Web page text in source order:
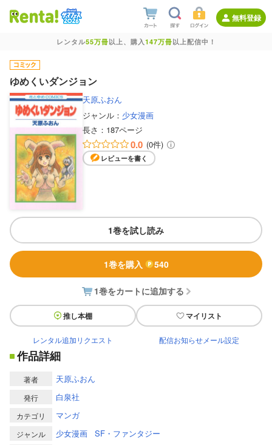
無料登録
レンタル55万冊以上、購入147万冊以上配信中！
ゆめくいダンジョン
天原ふおん
ジャンル： 少女漫画
長さ： 187ページ
0.0 (0件)
レビューを書く
1巻を試し読み
1巻を購入 540
1巻をカートに追加する
推し本棚 マイリスト
レンタル追加リクエスト 配信お知らせメール設定
作品詳細
著者 天原ふおん
発行 白泉社
カテゴリ マンガ
ジャンル 少女漫画 SF・ファンタジー